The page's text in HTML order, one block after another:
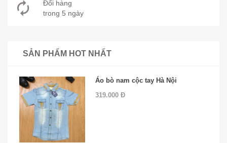
Đổi hàng
trong 5 ngày
SẢN PHẨM HOT NHẤT
Áo bò nam cộc tay Hà Nội
319.000 Đ